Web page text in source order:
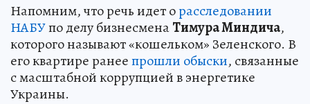
Напомним, что речь идет орасследовании
НАБУпо делу бизнесменаТимура Миндича,
которого называют «кошельком» Зеленского. В
его квартире ранеепрошли обыски, связанные
с масштабной коррупцией в энергетике
Украины.